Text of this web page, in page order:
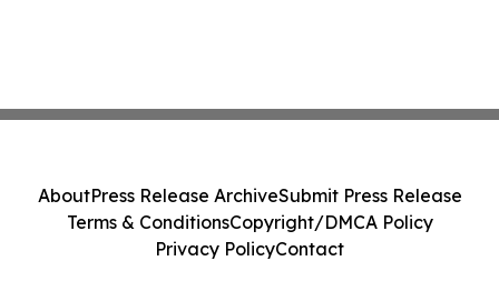
AboutPress Release ArchiveSubmit Press Release
Terms & ConditionsCopyright/DMCA Policy
Privacy PolicyContact